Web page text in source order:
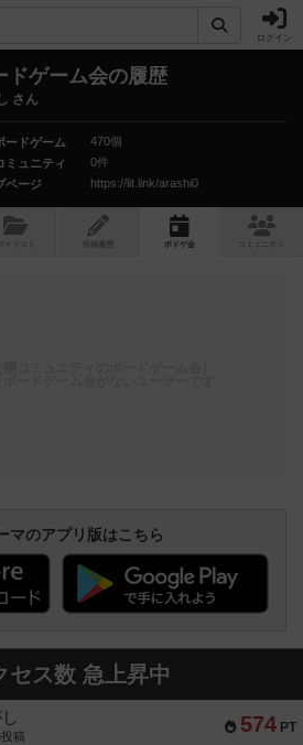
ログイン
ドゲーム会の履歴
さん
ードゲーム
470個
ミュニティ
0件
ページ
https://lit.link/arashi0
マイリスト 投稿履歴 ボ ドゲ会 コミュニティ
マのアプリ版はこちら
セス数 急上昇中
574 PT
稿